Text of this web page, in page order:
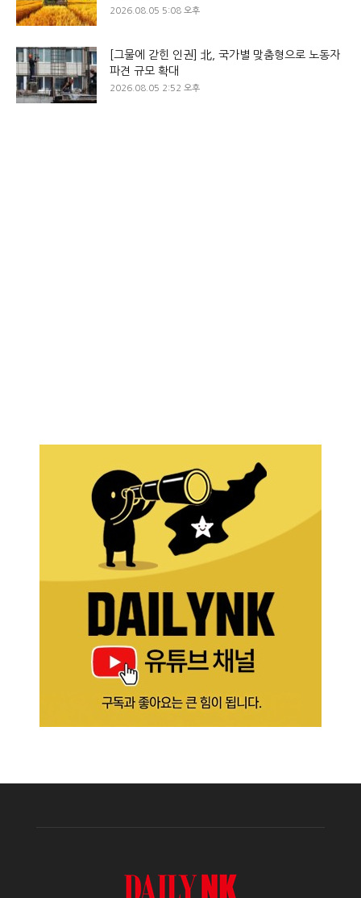
2026.08.05 5:08 오후
[그물에 갇힌 인권] 北, 국가별 맞춤형으로 노동자
파견 규모 확대
2026.08.05 2:52 오후